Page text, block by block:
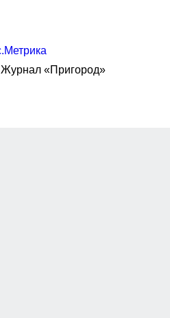
Журнал «Пригород»